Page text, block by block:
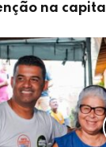
na capital